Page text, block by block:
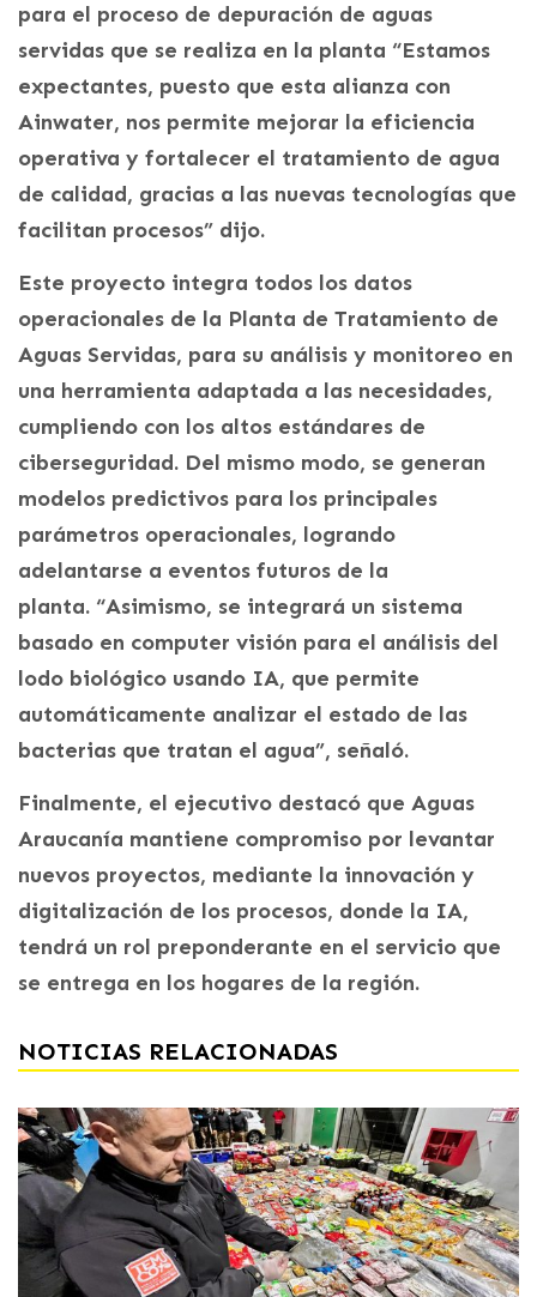
para el proceso de depuración de aguas
servidas que se realiza en la planta “Estamos
expectantes, puesto que esta alianza con
Ainwater, nos permite mejorar la eficiencia
operativa y fortalecer el tratamiento de agua
de calidad, gracias a las nuevas tecnologías que
facilitan procesos” dijo.
Este proyecto integra todos los datos
operacionales de la Planta de Tratamiento de
Aguas Servidas, para su análisis y monitoreo en
una herramienta adaptada a las necesidades,
cumpliendo con los altos estándares de
ciberseguridad. Del mismo modo, se generan
modelos predictivos para los principales
parámetros operacionales, logrando
adelantarse a eventos futuros de la
planta. “Asimismo, se integrará un sistema
basado en computer visión para el análisis del
lodo biológico usando IA, que permite
automáticamente analizar el estado de las
bacterias que tratan el agua”, señaló.
Finalmente, el ejecutivo destacó que Aguas
Araucanía mantiene compromiso por levantar
nuevos proyectos, mediante la innovación y
digitalización de los procesos, donde la IA,
tendrá un rol preponderante en el servicio que
se entrega en los hogares de la región.
NOTICIAS RELACIONADAS